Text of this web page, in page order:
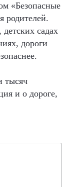
«Безопасные
родителей.
садах
дороги
тысяч
и о дороге,